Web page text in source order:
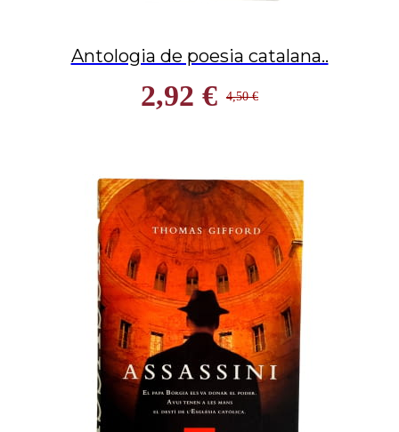
Antologia de poesia catalana..
4,50 €
2,92 €